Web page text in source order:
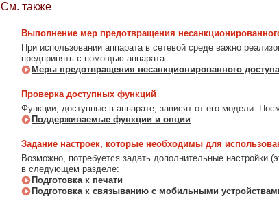
См. также
Выполнение мер предотвращения
При использовании аппарата в сетевой среде важно
предпринять с помощью аппарата.
Меры предотвращения несанкционированного доступа
Проверка доступных функций
Функции, доступные в аппарате, зависят от его модели.
Поддерживаемые функции и опции
Задание настроек, которые необходимы для
Возможно, потребуется задать дополнительные
в следующем разделе:
Подготовка к печати
Подготовка к связыванию с мобильными